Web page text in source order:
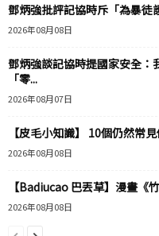
鄧炳強批評記協時斥「為暴
2026年08月08日
鄧炳強談記協時提國家安全
「零...
2026年08月07日
【皮毛小知識】 10個仍然常
2026年08月08日
【Badiucao 巴丟草】漫畫《
2026年08月08日